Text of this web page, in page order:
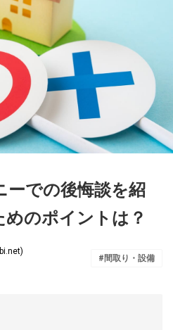
ーでの後悔談を紹
のポイントは？
間取り・設備